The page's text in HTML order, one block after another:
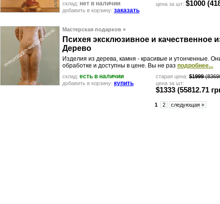
склад: нет в наличии
добавить в корзину: заказать
цена за шт: $1000
Мастерская подарков »
Психея эксклюзивное и качественное и
Дерево
Изделия из дерева, камня - красивые и утонченные.
обработке и доступны в цене. Вы не раз подробнее...
склад: есть в наличии
добавить в корзину: купить
старая цена: $1999
цена за шт:
$1333 (55812.71
1 2 следующая »